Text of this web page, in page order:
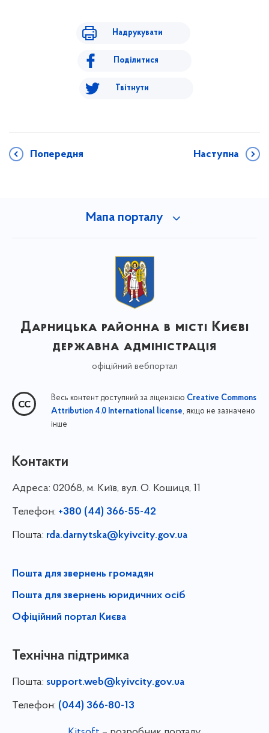
Надрукувати
Поділитися
Твітнути
Попередня Наступна
Мапа порталу
Дарницька районна в місті Києві
державна адміністрація
офіційний вебпортал
Весь контент доступний за ліцензією Creative Commons
Attribution 4.0 International license, якщо не зазначено
інше
Контакти
Адреса: 02068, м. Київ, вул. О. Кошиця, 11
Телефон: +380 (44) 366-55-42
Пошта: rda.darnytska@kyivcity.gov.ua
Пошта для звернень громадян
Пошта для звернень юридичних осіб
Офіційний портал Києва
Технічна підтримка
Пошта: support.web@kyivcity.gov.ua
Телефон: (044) 366-80-13